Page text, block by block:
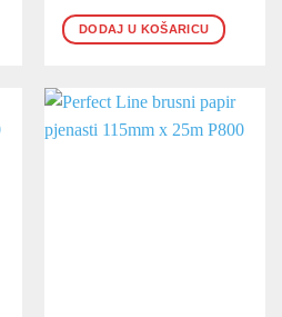
DODAJ U KOŠARICU